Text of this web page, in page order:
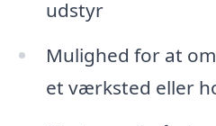
udstyr
Mulighed for at
et værksted eller